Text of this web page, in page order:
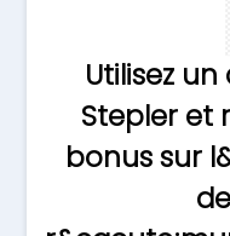
Utilisez
Stepler et
bonus sur